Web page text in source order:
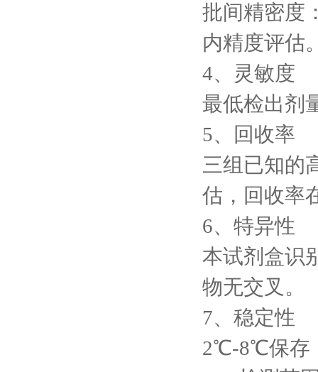
批间精密度
内精度评估
4、灵敏度
最低检出剂
5、回收率
三组已知的
估，回收率
6、特异性
本试剂盒识
物无交叉。
7、稳定性
2℃-8℃保存